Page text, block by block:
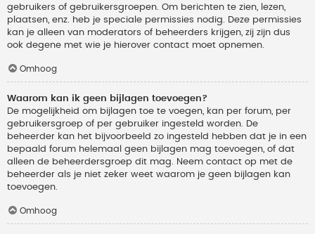
gebruikers of gebruikersgroepen. Om berichten te zien, lezen,
plaatsen, enz. heb je speciale permissies nodig. Deze permissies
kan je alleen van moderators of beheerders krijgen, zij zijn dus
ook degene met wie je hierover contact moet opnemen.
Omhoog
Waarom kan ik geen bijlagen toevoegen?
De mogelijkheid om bijlagen toe te voegen, kan per forum, per
gebruikersgroep of per gebruiker ingesteld worden. De
beheerder kan het bijvoorbeeld zo ingesteld hebben dat je in een
bepaald forum helemaal geen bijlagen mag toevoegen, of dat
alleen de beheerdersgroep dit mag. Neem contact op met de
beheerder als je niet zeker weet waarom je geen bijlagen kan
toevoegen.
Omhoog